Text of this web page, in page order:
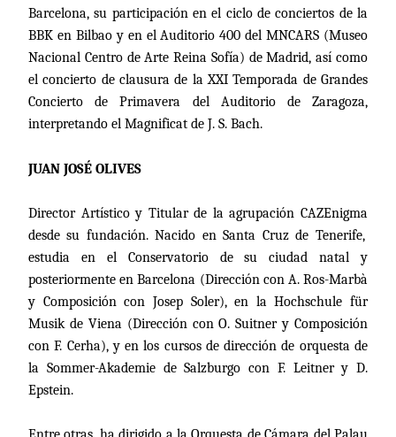
Barcelona, su participación en el ciclo de conciertos de la
BBK en Bilbao y en el Auditorio 400 del MNCARS (Museo
Nacional Centro de Arte Reina Sofía) de Madrid, así como
el concierto de clausura de la XXI Temporada de Grandes
Concierto de Primavera del Auditorio de Zaragoza,
interpretando el Magnificat de J. S. Bach.
JUAN JOSÉ OLIVES
Director Artístico y Titular de la agrupación CAZEnigma
desde su fundación. Nacido en Santa Cruz de Tenerife,
estudia en el Conservatorio de su ciudad natal y
posteriormente en Barcelona (Dirección con A. Ros-Marbà
y Composición con Josep Soler), en la Hochschule für
Musik de Viena (Dirección con O. Suitner y Composición
con F. Cerha), y en los cursos de dirección de orquesta de
la Sommer-Akademie de Salzburgo con F. Leitner y D.
Epstein.